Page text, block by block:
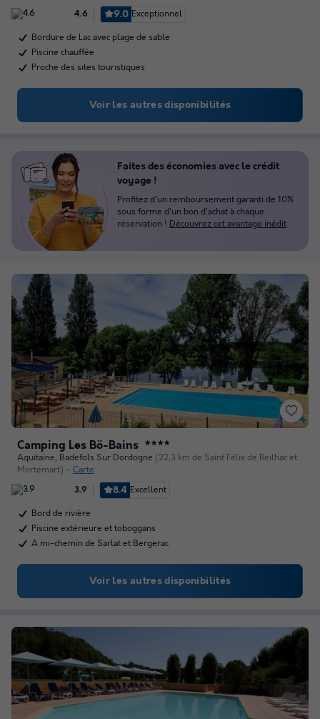
4.6 9.0 Exceptionnel
Bordure de Lac avec plage de sable
Piscine chauffée
Proche des sites touristiques
Voir les autres disponibilités
Camping Les Bö-Bains ★★★★
Aquitaine, Badefols Sur Dordogne (22,3 km de Saint Félix de Reilhac et
Mortemart)
Carte
3.9 8.4 Excellent
Bord de rivière
Piscine extérieure et toboggans
A mi-chemin de Sarlat et Bergerac
Voir les autres disponibilités
Faites des économies avec le crédit
voyage !
Profitez d'un remboursement garanti de 10%
sous forme d'un bon d'achat à chaque
réservation ! Découvrez cet avantage inédit